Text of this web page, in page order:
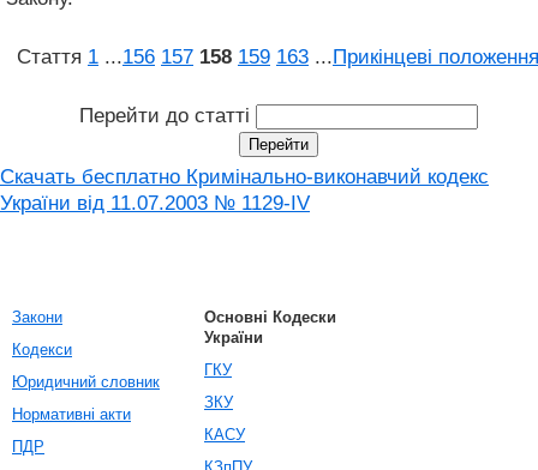
Стаття 1 ...156 157 158 159 163 ...Прикінцеві положення
Перейти до статті
Скачать бесплатно Кримінально-виконавчий кодекс
України від 11.07.2003 № 1129-IV
Закони
Кодекси
Юридичний словник
Нормативні акти
ПДР
Основні Кодески
України
ГКУ
ЗКУ
КАСУ